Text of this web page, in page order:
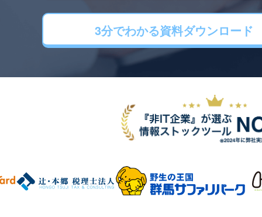
3分でわかる資料ダウンロード